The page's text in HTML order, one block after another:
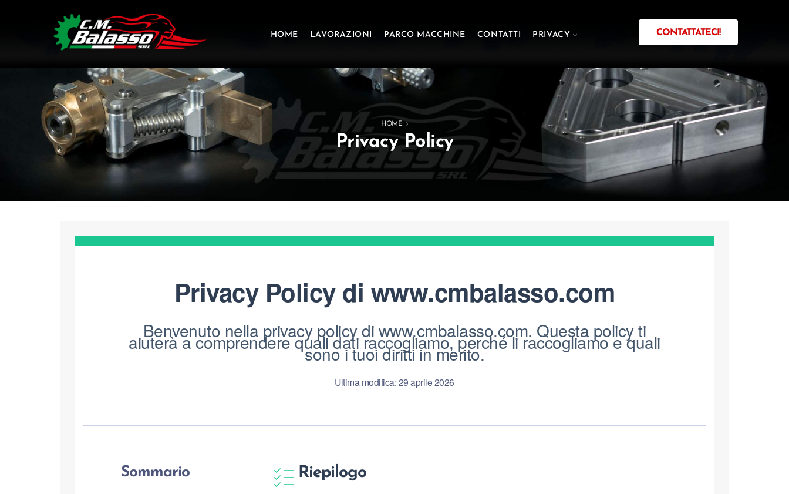
HOME LAVORAZIONI PARCO MACCHINE CONTATTI PRIVACY CONTATTATECI!
HOME
Privacy Policy
Privacy Policy di www.cmbalasso.com
Benvenuto nella privacy policy di www.cmbalasso.com. Questa policy ti
aiuterà a comprendere quali dati raccogliamo, perché li raccogliamo e quali
sono i tuoi diritti in merito.
Ultima modifica: 29 aprile 2026
Sommario Riepilogo